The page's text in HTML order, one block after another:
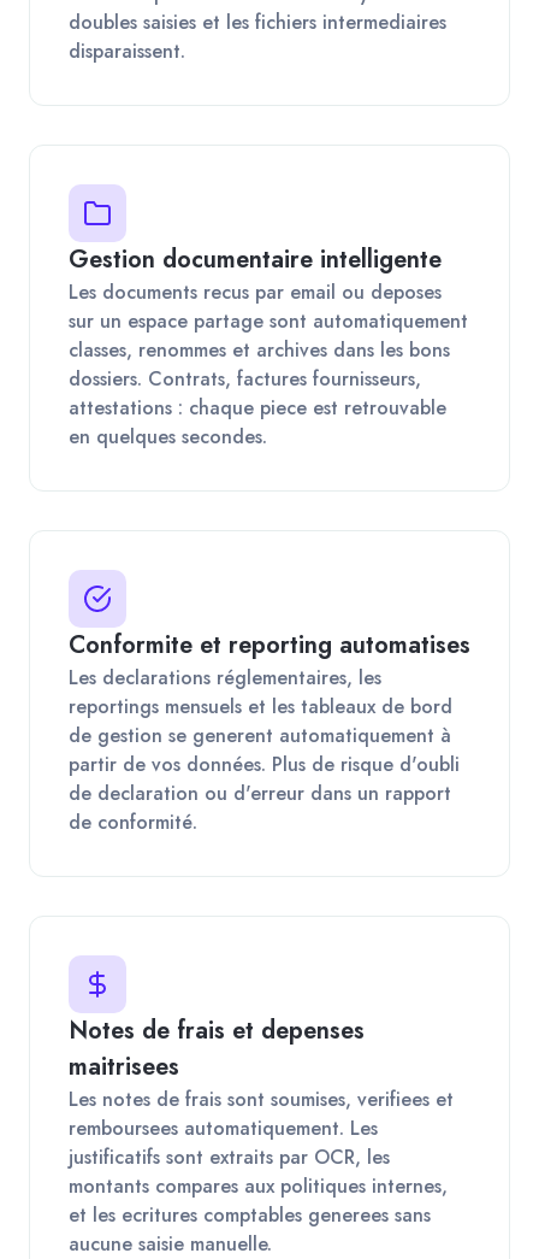
doubles saisies et les fichiers intermediaires
disparaissent.
Gestion documentaire intelligente
Les documents recus par email ou deposes
sur un espace partage sont automatiquement
classes, renommes et archives dans les bons
dossiers. Contrats, factures fournisseurs,
attestations : chaque piece est retrouvable
en quelques secondes.
Conformite et reporting automatises
Les declarations réglementaires, les
reportings mensuels et les tableaux de bord
de gestion se generent automatiquement à
partir de vos données. Plus de risque d'oubli
de declaration ou d'erreur dans un rapport
de conformité.
Notes de frais et depenses
maitrisees
Les notes de frais sont soumises, verifiees et
remboursees automatiquement. Les
justificatifs sont extraits par OCR, les
montants compares aux politiques internes,
et les ecritures comptables generees sans
aucune saisie manuelle.